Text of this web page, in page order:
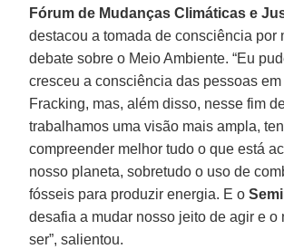
Fórum de Mudanças Climáticas e
destacou a tomada de consciência por
debate sobre o Meio Ambiente. “Eu
cresceu a consciência das pessoas
Fracking, mas, além disso, nesse fim
trabalhamos uma visão mais ampla,
compreender melhor tudo o que está
nosso planeta, sobretudo o uso de
fósseis para produzir energia. E o
desafia a mudar nosso jeito de agir e o
ser”, salientou.